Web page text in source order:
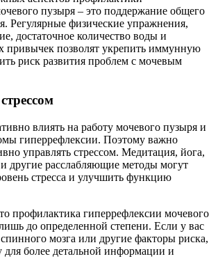
пузыря – это поддержание общего
Регулярные физические упражнения,
достаточное количество воды и
привычек позволят укрепить иммунную
риск развития проблем с мочевым
влиять на работу мочевого пузыря и
гиперрефлексии. Поэтому важно
управлять стрессом. Медитация, йога,
другие расслабляющие методы могут
стресса и улучшить функцию
профилактика гиперрефлексии мочевого
до определенной степени. Если у вас
мозга или другие факторы риска,
для более детальной информации и